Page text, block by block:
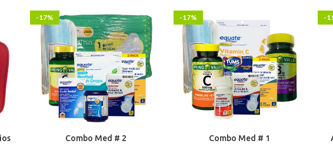
-17%
Combo Med # 2
-17%
Combo Med # 1
-